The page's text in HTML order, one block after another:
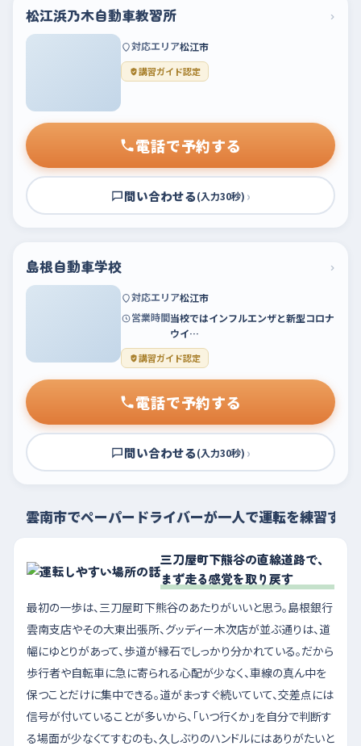
松江浜乃木自動車教習所 ›
対応エリア松江市
講習ガイド認定
電話で予約する
問い合わせる(入力30秒) ›
島根自動車学校 ›
対応エリア松江市
営業時間当校ではインフルエンザと新型コロナ
ウイ…
講習ガイド認定
電話で予約する
問い合わせる(入力30秒) ›
雲南市でペーパードライバーが一人で運転を練習する
三刀屋町下熊谷の直線道路で、
まず走る感覚を取り戻す
最初の一歩は、三刀屋町下熊谷のあたりがいいと思う。島根銀行
雲南支店やその大東出張所、グッディー木次店が並ぶ通りは、道
幅にゆとりがあって、歩道が縁石でしっかり分かれている。だから
歩行者や自転車に急に寄られる心配が少なく、車線の真ん中を
保つことだけに集中できる。道がまっすぐ続いていて、交差点には
信号が付いていることが多いから、「いつ行くか」を自分で判断す
る場面が少なくてすむのも、久しぶりのハンドルにはありがたいと